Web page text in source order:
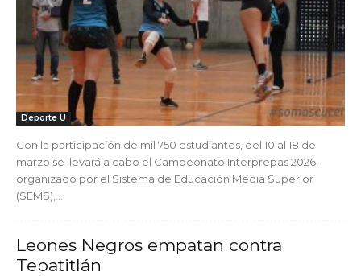
Deporte U
Con la participación de mil 750 estudiantes, del 10 al 18 de
marzo se llevará a cabo el Campeonato Interprepas 2026,
organizado por el Sistema de Educación Media Superior
(SEMS),...
Leones Negros empatan contra
Tepatitlán